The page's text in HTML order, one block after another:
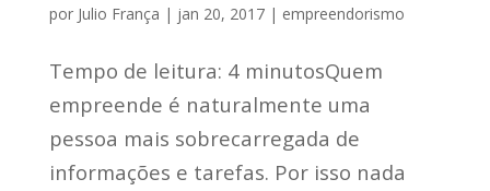
por Julio França | jan 20, 2017| empreendorismo
Tempo de leitura: 4 minutosQuem
empreende é naturalmente uma
pessoa mais sobrecarregada de
informações e tarefas. Por isso nada